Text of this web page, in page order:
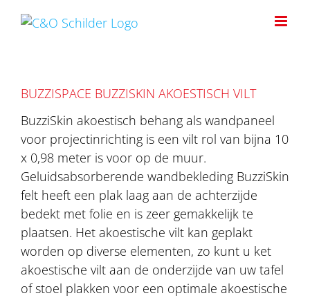
naar
BUZZISPACE BUZZISKIN AKOESTISCH VILT
BuzziSkin akoestisch behang als wandpaneel
voor projectinrichting is een vilt rol van bijna 10
x 0,98 meter is voor op de muur.
Geluidsabsorberende wandbekleding BuzziSkin
felt heeft een plak laag aan de achterzijde
bedekt met folie en is zeer gemakkelijk te
plaatsen. Het akoestische vilt kan geplakt
worden op diverse elementen, zo kunt u ket
akoestische vilt aan de onderzijde van uw tafel
of stoel plakken voor een optimale akoestische